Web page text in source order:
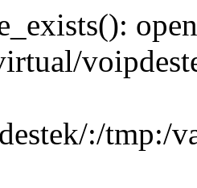
:/tmp:/